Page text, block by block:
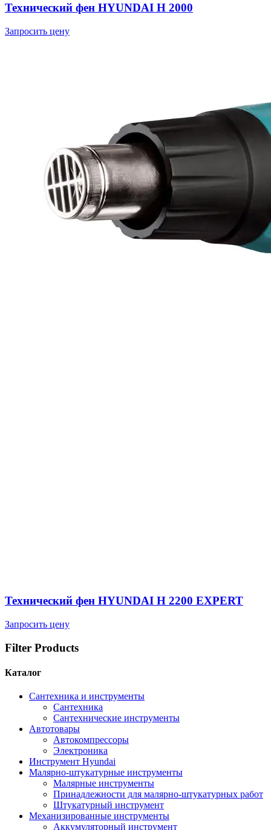
Технический фен HYUNDAI H 2000
Запросить цену
Технический фен HYUNDAI H 2200 EXPERT
Запросить цену
Filter Products
Каталог
Cантехника и инструменты
Сантехника
Сантехнические инструменты
Автотовары
Автокомпрессоры
Электроника
Инструмент Hyundai
Малярно-штукатурные инструменты
Малярные инструменты
Принадлежности для малярно-штукатурных работ
Штукатурный инструмент
Механизированные инструменты
Аккумуляторный инструмент